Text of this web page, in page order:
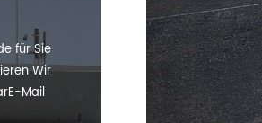
für Sie
Wir
Mail